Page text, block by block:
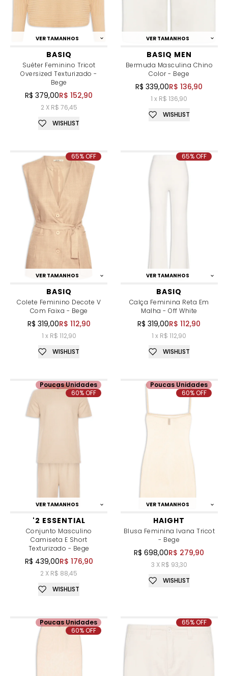
VER TAMANHOS
BASIQ
Suéter Feminino Tricot
Oversized Texturizado -
Bege
R$ 379,00R$ 152,90
2 X R$ 76,45
WISHLIST
VER TAMANHOS
BASIQ MEN
Bermuda Masculina Chino
Color - Bege
R$ 339,00R$ 136,90
1 x R$ 136,90
WISHLIST
VER TAMANHOS
BASIQ
Colete Feminino Decote V
Com Faixa - Bege
R$ 319,00R$ 112,90
1 x R$ 112,90
65% OFF
WISHLIST
VER TAMANHOS
BASIQ
Calça Feminina Reta Em
Malha - Off White
R$ 319,00R$ 112,90
1 x R$ 112,90
65% OFF
WISHLIST
VER TAMANHOS
'2 ESSENTIAL
Conjunto Masculino
Camiseta E Short
Texturizado - Bege
R$ 439,00R$ 176,90
2 X R$ 88,45
Poucas Unidades
60% OFF
WISHLIST
VER TAMANHOS
HAIGHT
Blusa Feminina Ivana Tricot
- Bege
R$ 698,00R$ 279,90
3 X R$ 93,30
Poucas Unidades
60% OFF
WISHLIST
Poucas Unidades
60% OFF
65% OFF